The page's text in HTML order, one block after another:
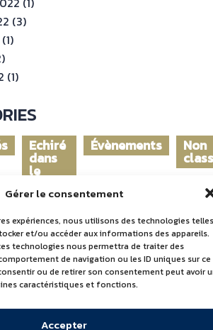
Gérer le consentement
expériences, nous utilisons des technologies telles
et/ou accéder aux informations des appareils.
technologies nous permettra de traiter des
de navigation ou les ID uniques sur ce
ou de retirer son consentement peut avoir
caractéristiques et fonctions.
Accepter
(3)
(1)
(1)
Echiré
dans
le
Évènements Non